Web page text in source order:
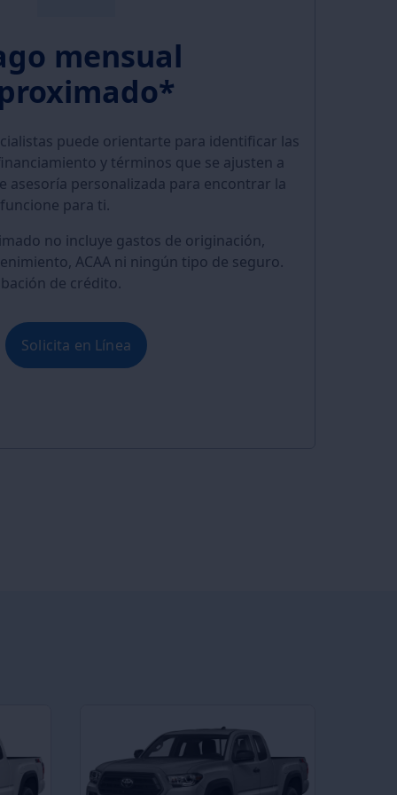
mensual
puede orientarte para identificar las
y términos que se ajusten a
asesoría personalizada para encontrar la
para ti.
no incluye gastos de originación,
ACAA ni ningún tipo de seguro.
de crédito.
Solicita en Línea